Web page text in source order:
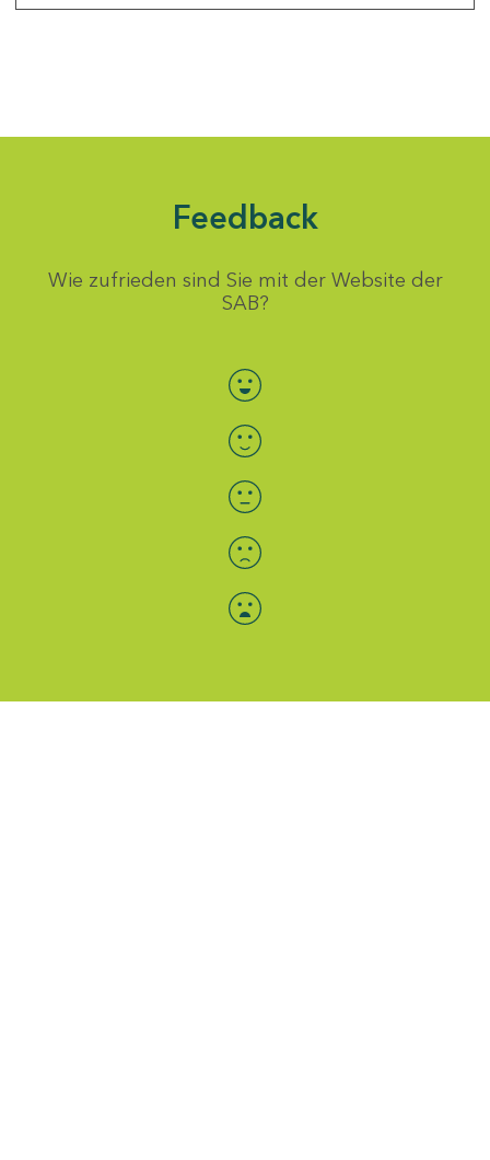
Feedback
Wie zufrieden sind Sie mit der Website der
SAB?
Bewertung auswählen